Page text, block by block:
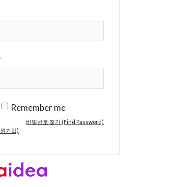
Remember me
비밀번호 찿기 (Find Password)
가입)